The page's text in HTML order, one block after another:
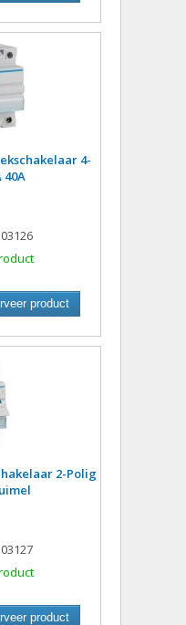
4-
40A
product
2-Polig
product